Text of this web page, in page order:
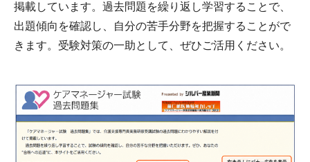
掲載しています。過去問題を繰り返し学習することで、
出題傾向を確認し、自分の苦手分野を把握することがで
きます。受験対策の一助として、ぜひご活用ください。